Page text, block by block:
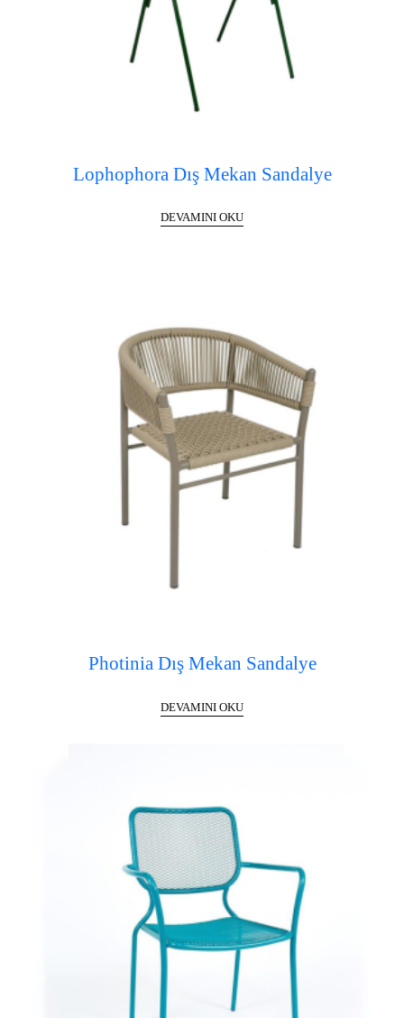
Lophophora Dış Mekan Sandalye
DEVAMINI OKU
Photinia Dış Mekan Sandalye
DEVAMINI OKU